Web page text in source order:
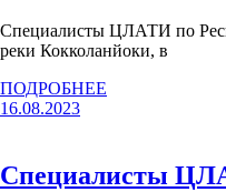
Специалисты ЦЛАТИ по
реки Кокколанйоки, в
ПОДРОБНЕЕ
16.08.2023
Специалисты